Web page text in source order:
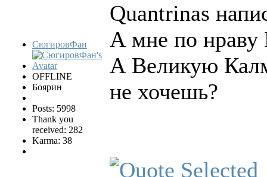
СюгировФан
OFFLINE
Боярин
Posts: 5998
Thank you
received: 282
Karma: 38
Quantrinas
А мне по нраву
А Великую
не хочешь?